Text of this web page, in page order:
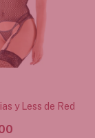
y Less de Red